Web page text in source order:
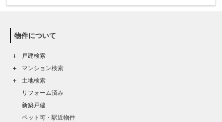
物件について
戸建検索
マンション検索
土地検索
リフォーム済み
新築戸建
ペット可・駅近物件